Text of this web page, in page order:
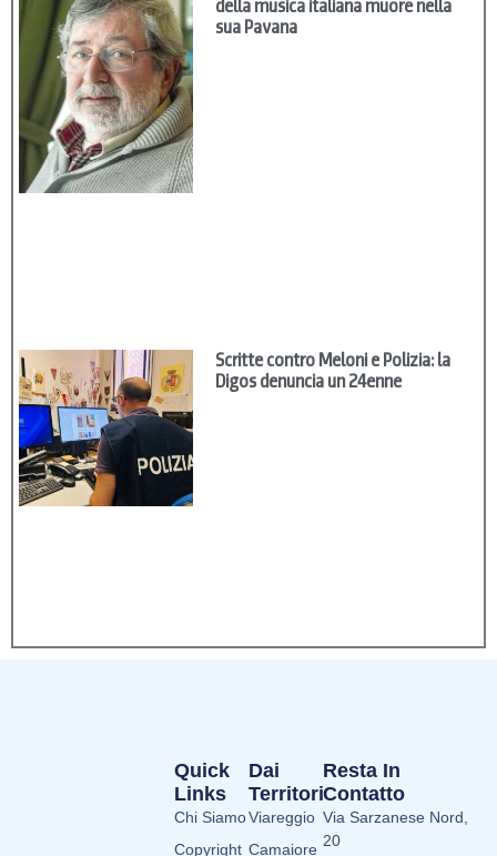
della musica italiana muore nella
sua Pavana
Scritte contro Meloni e Polizia: la
Digos denuncia un 24enne
Dai
Territori
Viareggio
Camaiore
Quick
Links
Chi Siamo
Copyright
Resta In
Contatto
Via Sarzanese Nord,
20